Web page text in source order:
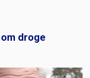
droge